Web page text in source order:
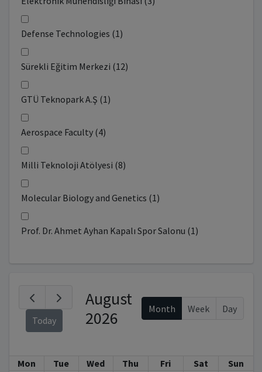
Defense Technologies (1)
Sürekli Eğitim Merkezi (12)
GTÜ Teknopark A.Ş (1)
Aerospace Faculty (4)
Milli Teknoloji Atölyesi (8)
Molecular Biology and Genetics (1)
Prof. Dr. Ahmet Ayhan Kapalı Spor Salonu (1)
Today
August
2026
Month Week Day
Mon Tue Wed Thu Fri Sat Sun